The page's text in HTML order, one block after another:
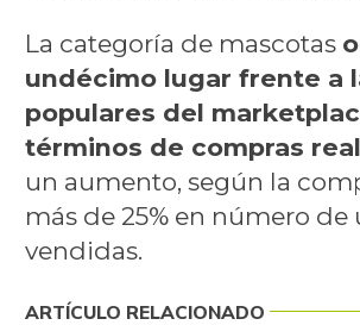
La categoría de mascotas
undécimo lugar frente a
populares del
términos de compras
un aumento, según la
más de 25% en número
vendidas.
ARTÍCULO RELACIONADO